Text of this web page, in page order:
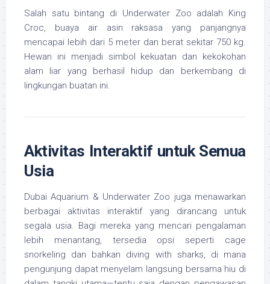
Salah satu bintang di Underwater Zoo adalah King
Croc, buaya air asin raksasa yang panjangnya
mencapai lebih dari 5 meter dan berat sekitar 750 kg.
Hewan ini menjadi simbol kekuatan dan kekokohan
alam liar yang berhasil hidup dan berkembang di
lingkungan buatan ini.
Aktivitas Interaktif untuk Semua
Usia
Dubai Aquarium & Underwater Zoo juga menawarkan
berbagai aktivitas interaktif yang dirancang untuk
segala usia. Bagi mereka yang mencari pengalaman
lebih menantang, tersedia opsi seperti cage
snorkeling dan bahkan diving with sharks, di mana
pengunjung dapat menyelam langsung bersama hiu di